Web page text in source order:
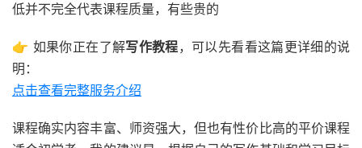
低并不完全代表课程质量，有些贵的
👉 如果你正在了解写作教程，可以先看看这篇更详细的说
明：
点击查看完整服务介绍
课程确实内容丰富、师资强大，但也有性价比高的平价课程